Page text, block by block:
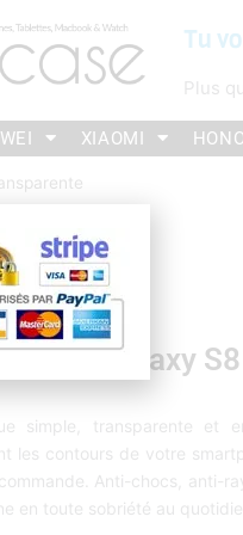
Tu
Plus
XIAOMI
Galaxy
simple, transparente et
les contours de votre
Anti-chocs, anti-
en toute sobriété au